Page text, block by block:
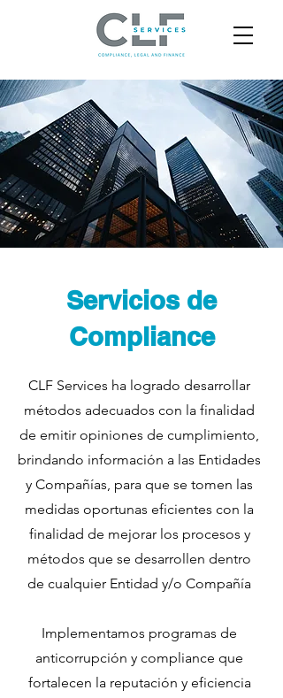
Servicios de
Compliance
CLF Services ha logrado desarrollar
métodos adecuados con la finalidad
de emitir opiniones de cumplimiento,
brindando información a las Entidades
y Compañías, para que se tomen las
medidas oportunas eficientes con la
finalidad de mejorar los procesos y
métodos que se desarrollen dentro
de cualquier Entidad y/o Compañía
Implementamos programas de
anticorrupción y compliance que
fortalecen la reputación y eficiencia